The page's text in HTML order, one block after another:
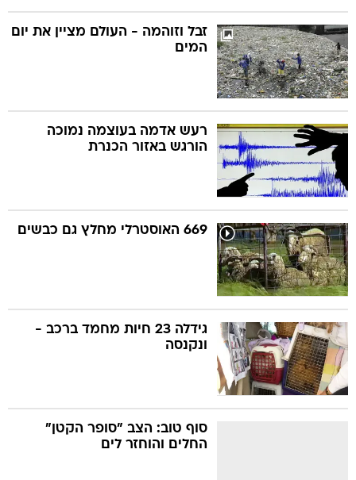
זבל וזוהמה - העולם מציין את יום
המים
רעש אדמה בעוצמה נמוכה
הורגש באזור הכנרת
669 האוסטרלי מחלץ גם כבשים
גידלה 23 חיות מחמד ברכב -
ונקנסה
סוף טוב: הצב "סופר הקטן"
החלים והוחזר לים